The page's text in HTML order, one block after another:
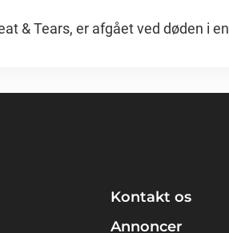
& Tears, er afgået ved døden i en
Kontakt os
Annoncer